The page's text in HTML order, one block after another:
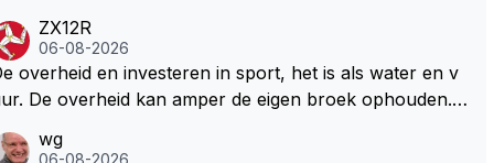
Veel gezelliger
ZX12R
06-08-2026
overheid en investeren in sport, het is als water en v
De overheid kan amper de eigen broek ophouden.
het best vergelijken met de sheriff van Nottinghem
wg
06-08-2026